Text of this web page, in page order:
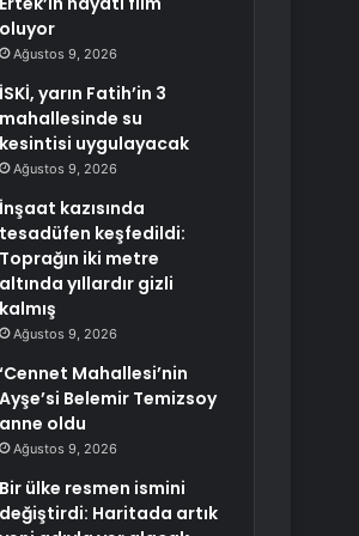
oluyor
Ağustos 9, 2026
İSKİ, yarın Fatih’in 3
mahallesinde su
kesintisi uygulayacak
Ağustos 9, 2026
İnşaat kazısında
tesadüfen keşfedildi:
Toprağın iki metre
altında yıllardır gizli
kalmış
Ağustos 9, 2026
‘Cennet Mahallesi’nin
Ayşe’si Belemir Temizsoy
anne oldu
Ağustos 9, 2026
Bir ülke resmen ismini
değiştirdi: Haritada artık